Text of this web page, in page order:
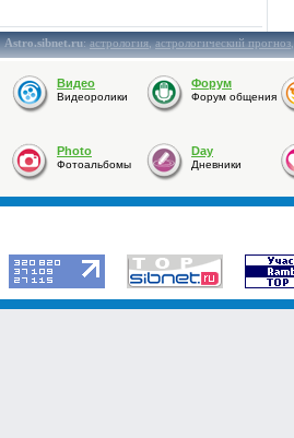
Astro.sibnet.ru:астрология,астрологический прогноз
Видео
Видеоролики
Форум
Форум общения
Photo
Фотоальбомы
Day
Дневники